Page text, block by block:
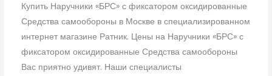
Купить Наручники «БРС» с фиксатором оксидированные
Средства самообороны в Москве в специализированном
интернет магазине Ратник. Цены на Наручники «БРС» с
фиксатором оксидированные Средства самообороны
Вас приятно удивят. Наши специалисты